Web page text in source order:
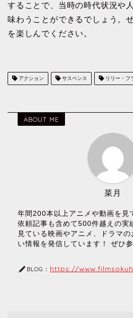
することで、当時の時代状況や
味わうことができるでしょう。
を楽しんでください。
アクション サスペンス リリー・フ
ABOUT ME
菜月
年間200本以上アニメや動画を見
依頼記事も含めて500件越えの実
見ている映画やアニメ、ドラマ
い情報を発信しています！ ぜひ
BLOG： https://